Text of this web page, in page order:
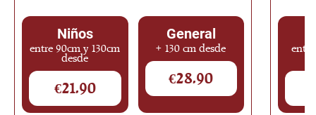
Niños
entre 90cm y 130cm
desde
Precio de la oferta: 21.90
€21.90
General
+ 130 cm desde
Precio de la oferta: 28.90
€28.90